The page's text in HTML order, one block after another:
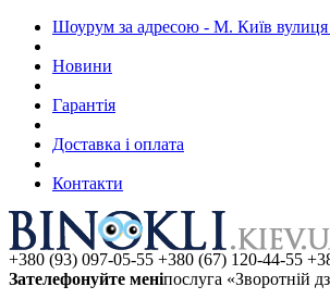
Шоурум за адресою - М. Київ вулиця
Новини
Гарантія
Доставка і оплата
Контакти
+380 (93) 097-05-55 +380 (67) 120-44-55
Зателефонуйте меніпослуга «Зворотній